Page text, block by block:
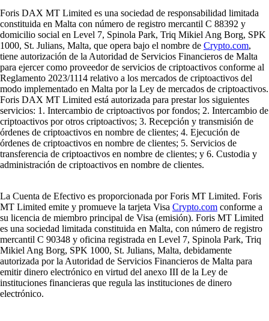
Foris DAX MT Limited es una sociedad de responsabilidad limitada
constituida en Malta con número de registro mercantil C 88392 y
domicilio social en Level 7, Spinola Park, Triq Mikiel Ang Borg, SPK
1000, St. Julians, Malta, que opera bajo el nombre de Crypto.com,
tiene autorización de la Autoridad de Servicios Financieros de Malta
para ejercer como proveedor de servicios de criptoactivos conforme al
Reglamento 2023/1114 relativo a los mercados de criptoactivos del
modo implementado en Malta por la Ley de mercados de criptoactivos.
Foris DAX MT Limited está autorizada para prestar los siguientes
servicios: 1. Intercambio de criptoactivos por fondos; 2. Intercambio de
criptoactivos por otros criptoactivos; 3. Recepción y transmisión de
órdenes de criptoactivos en nombre de clientes; 4. Ejecución de
órdenes de criptoactivos en nombre de clientes; 5. Servicios de
transferencia de criptoactivos en nombre de clientes; y 6. Custodia y
administración de criptoactivos en nombre de clientes.
La Cuenta de Efectivo es proporcionada por Foris MT Limited. Foris
MT Limited emite y promueve la tarjeta Visa Crypto.com conforme a
su licencia de miembro principal de Visa (emisión). Foris MT Limited
es una sociedad limitada constituida en Malta, con número de registro
mercantil C 90348 y oficina registrada en Level 7, Spinola Park, Triq
Mikiel Ang Borg, SPK 1000, St. Julians, Malta, debidamente
autorizada por la Autoridad de Servicios Financieros de Malta para
emitir dinero electrónico en virtud del anexo III de la Ley de
instituciones financieras que regula las instituciones de dinero
electrónico.